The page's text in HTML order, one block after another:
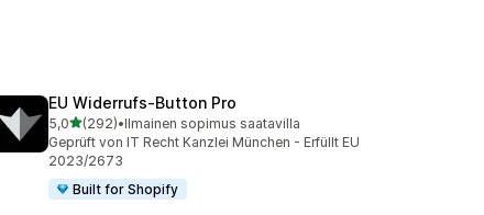
EU Widerrufs‑Button Pro
5,0/ 5 tähteä
(292)
292 arvostelua yhteensä
•Ilmainen sopimus saatavilla
Geprüft von IT Recht Kanzlei München - Erfüllt EU
2023/2673
Built for Shopify